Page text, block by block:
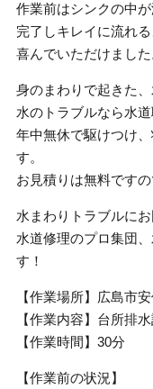
作業前はシンクの中
完了しキレイに流れ
喜んでいただけました
身のまわりで起きた
水のトラブルなら水
年中無休で駆けつけ
す。
お見積りは無料です
水まわりトラブルにお
水道修理のプロ集団
す！
【作業場所】広島市
【作業内容】台所排
【作業時間】30分
【作業前の状況】